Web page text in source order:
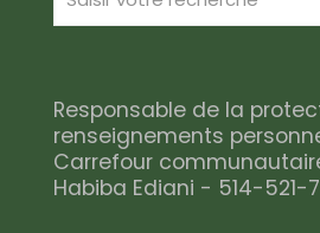
Responsable de la
renseignements
Carrefour
Habiba Ediani - 514-521-